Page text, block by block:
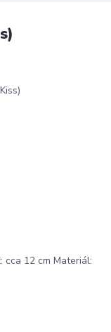
cca 12 cm Materiál: